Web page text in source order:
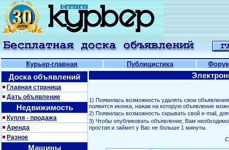
Курьер-главная Публицистика
Доска объявлений
Главная страница
Дать объявление
Недвижимость
Купля - продажа
Аренда
Разное
Машины
1) Появилась возможность удалять свои
появится иконка, нажав на которую объявление
2) Появилась возможность скрывать свой е-mail,
3) Чтобы опубликовать объявление, Вам
простая и займет у Вас не больше 1 минуты.